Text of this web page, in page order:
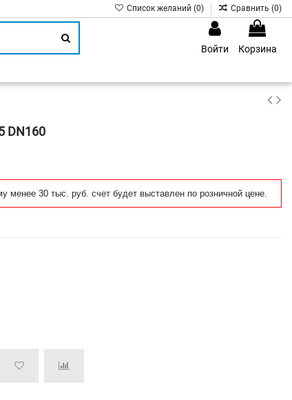
Список желаний (0) Сравнить (0)
Войти
Корзина
DN160
менее 30 тыс. руб. счет будет выставлен по розничной цене.